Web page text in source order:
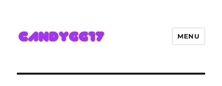
Hadir Semakin Mantap Jackpot
MENU